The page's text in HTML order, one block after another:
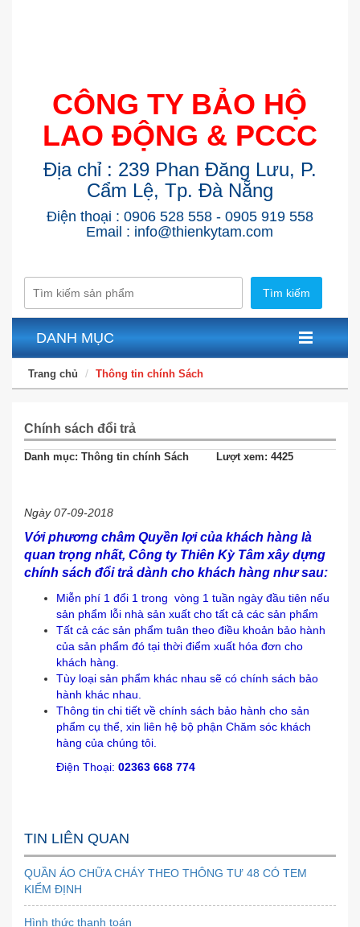
CÔNG TY BẢO HỘ
LAO ĐỘNG & PCCC
Địa chỉ : 239 Phan Đăng Lưu, P.
Cẩm Lệ, Tp. Đà Nẵng
Điện thoại : 0906 528 558 - 0905 919 558
Email : info@thienkytam.com
Tìm kiếm
DANH MỤC
Trang chủ Thông tin chính Sách
Chính sách đổi trả
Danh mục: Thông tin chính Sách Lượt xem: 4425
Ngày 07-09-2018
Với phương châm Quyền lợi của khách hàng là
quan trọng nhất, Công ty Thiên Kỳ Tâm xây dựng
chính sách đổi trả dành cho khách hàng như sau:
Miễn phí 1 đổi 1 trong vòng 1 tuần ngày đầu tiên nếu
sản phẩm lỗi nhà sản xuất cho tất cả các sản phẩm
Tất cả các sản phẩm tuân theo điều khoản bảo hành
của sản phẩm đó tại thời điểm xuất hóa đơn cho
khách hàng.
Tùy loại sản phẩm khác nhau sẽ có chính sách bảo
hành khác nhau.
Thông tin chi tiết về chính sách bảo hành cho sản
phẩm cụ thể, xin liên hệ bộ phận Chăm sóc khách
hàng của chúng tôi.
Điện Thoại: 02363 668 774
TIN LIÊN QUAN
QUẦN ÁO CHỮA CHÁY THEO THÔNG TƯ 48 CÓ TEM
KIỂM ĐỊNH
Hình thức thanh toán